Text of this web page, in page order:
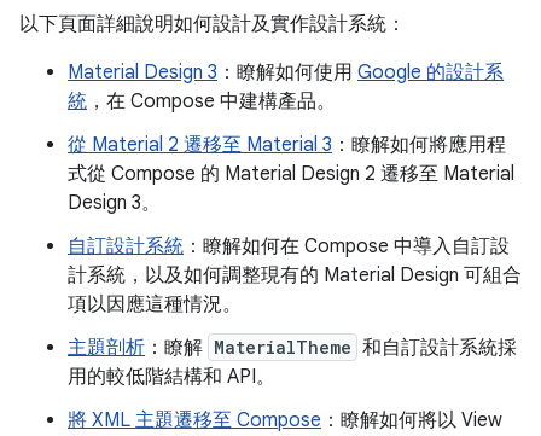
以下頁面詳細說明如何設計及實作設計系統：
Material Design 3 ：瞭解如何使用 Google 的設計系
統 ，在 Compose 中建構產品。
從 Material 2 遷移至 Material 3 ：瞭解如何將應用程
式從 Compose 的 Material Design 2 遷移至 Material
Design 3。
自訂設計系統 ：瞭解如何在 Compose 中導入自訂設
計系統，以及如何調整現有的 Material Design 可組合
項以因應這種情況。
主題剖析 ：瞭解 MaterialTheme 和自訂設計系統採
用的較低階結構和 API。
將 XML 主題遷移至 Compose ：瞭解如何將以 View